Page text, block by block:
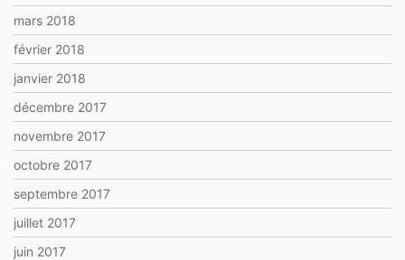
mars 2018
février 2018
janvier 2018
décembre 2017
novembre 2017
octobre 2017
septembre 2017
juillet 2017
juin 2017